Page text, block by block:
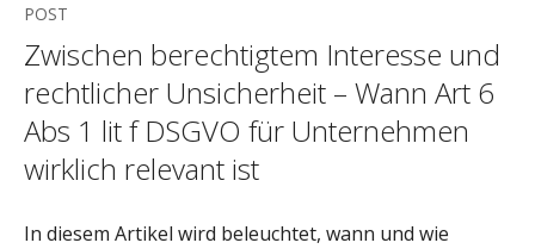
POST
Zwischen berechtigtem Interesse und
rechtlicher Unsicherheit – Wann Art 6
Abs 1 lit f DSGVO für Unternehmen
wirklich relevant ist
In diesem Artikel wird beleuchtet, wann und wie